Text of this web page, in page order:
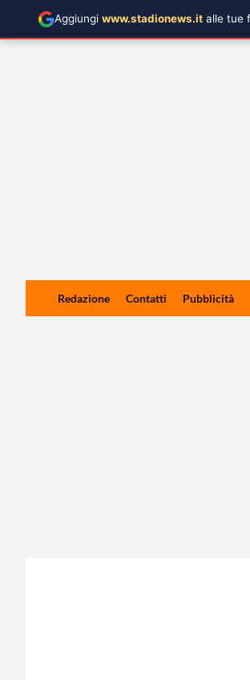
Redazione Contatti Pubblicità
Aggiungi www.stadionews.it alle tue